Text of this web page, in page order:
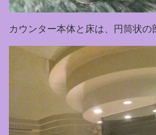
カウンター本体と床は、円筒状の